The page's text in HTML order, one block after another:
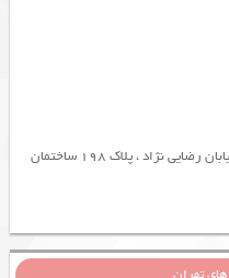
آدرس : تهران ، بلوار مرزداران ، بعد از خیابان رضایی نژاد ، پلاک 198 ساختمان